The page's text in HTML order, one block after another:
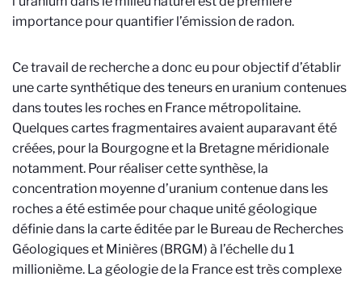
importance pour quantifier l’émission de radon.
Ce travail de recherche a donc eu pour objectif d’établir
une carte synthétique des teneurs en uranium contenues
dans toutes les roches en France métropolitaine.
Quelques cartes fragmentaires avaient auparavant été
créées, pour la Bourgogne et la Bretagne méridionale
notamment. Pour réaliser cette synthèse, la
concentration moyenne d’uranium contenue dans les
roches a été estimée pour chaque unité géologique
définie dans la carte éditée par le Bureau de Recherches
Géologiques et Minières (BRGM) à l’échelle du 1
millionième. La géologie de la France est très complexe